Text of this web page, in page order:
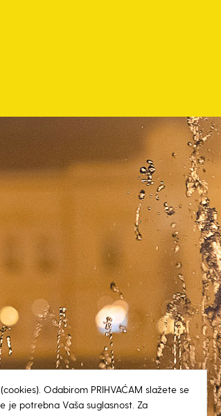
Odabirom PRIHVAĆAM slažete se
je potrebna Vaša suglasnost. Za